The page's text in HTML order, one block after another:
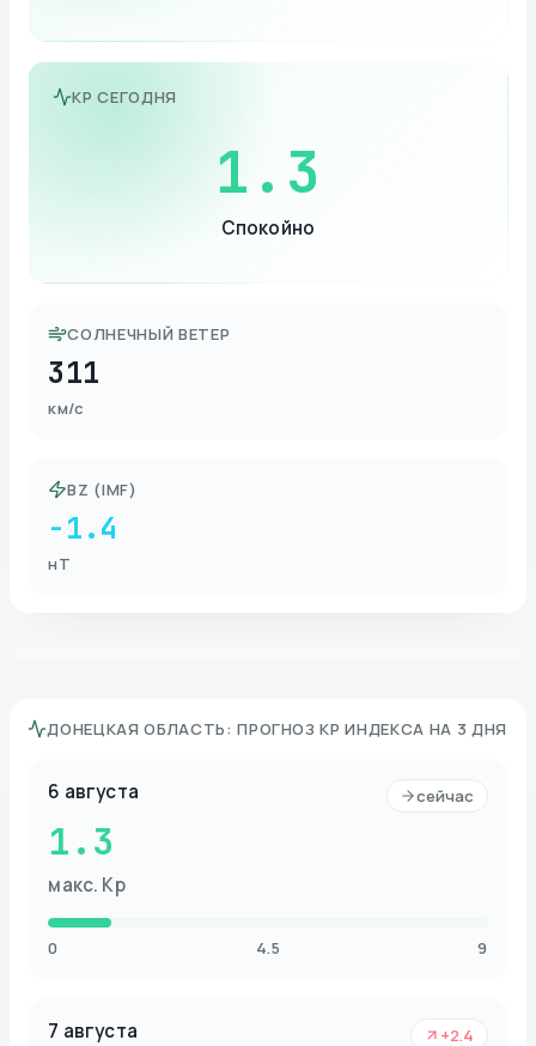
KP СЕГОДНЯ
1.3
Спокойно
СОЛНЕЧНЫЙ ВЕТЕР
311
км/с
BZ (IMF)
-1.4
нТ
ДОНЕЦКАЯ ОБЛАСТЬ:ПРОГНОЗ KP ИНДЕКСА НА 3 ДНЯ
6 августа
1.3
макс. Kp
сейчас
0 4.5 9
7 августа +2.4